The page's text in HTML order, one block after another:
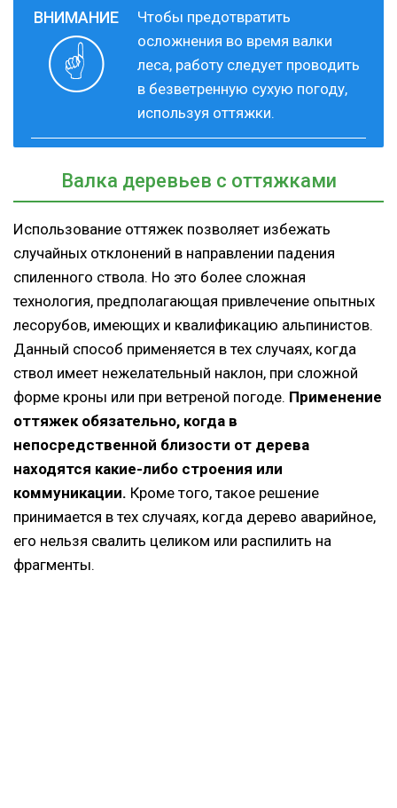
Чтобы предотвратить
осложнения во время валки
леса, работу следует проводить
в безветренную сухую погоду,
используя оттяжки.
Валка деревьев с оттяжками
Использование оттяжек позволяет избежать
случайных отклонений в направлении падения
спиленного ствола. Но это более сложная
технология, предполагающая привлечение опытных
лесорубов, имеющих и квалификацию альпинистов.
Данный способ применяется в тех случаях, когда
ствол имеет нежелательный наклон, при сложной
форме кроны или при ветреной погоде. Применение
оттяжек обязательно, когда в
непосредственной близости от дерева
находятся какие-либо строения или
коммуникации. Кроме того, такое решение
принимается в тех случаях, когда дерево аварийное,
его нельзя свалить целиком или распилить на
фрагменты.